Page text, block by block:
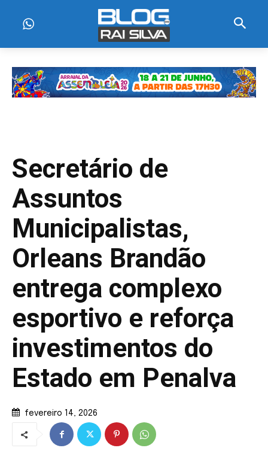
Secretário de
Assuntos
Municipalistas,
Orleans Brandão
entrega complexo
esportivo e reforça
investimentos do
Estado em Penalva
fevereiro 14, 2026